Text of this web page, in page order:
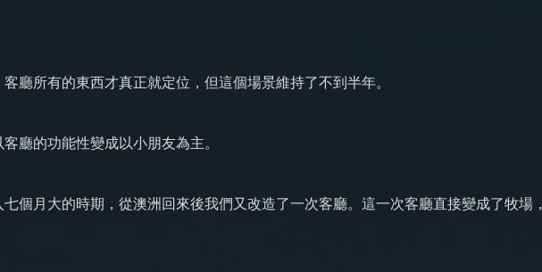
廳所有的東西才真正就定位，但這個場景維持了不到半年。
廳的功能性變成以小朋友為主。
個月大的時期，從澳洲回來後我們又改造了一次客廳。這一次客廳直接變成了牧場，